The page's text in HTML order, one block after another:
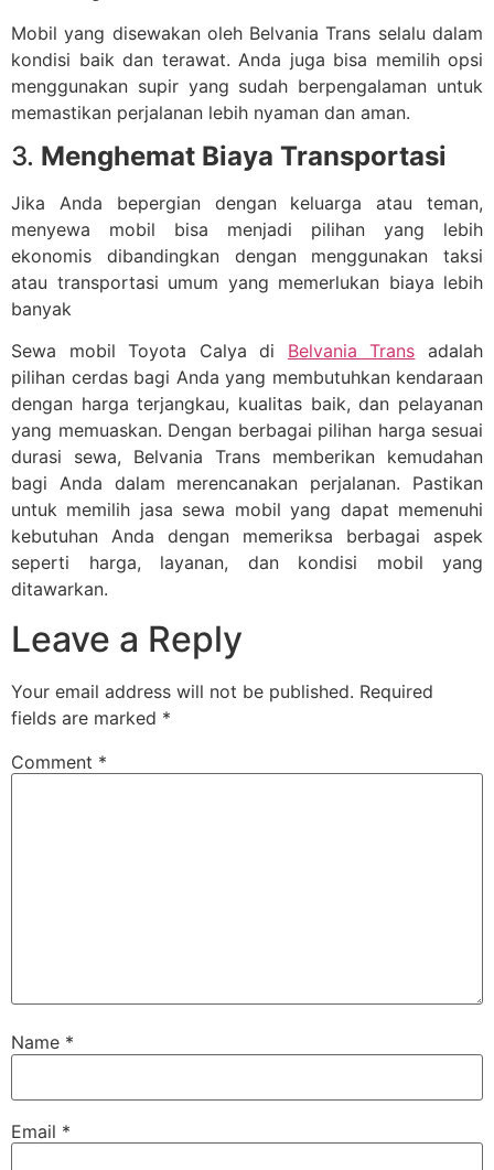
Mobil yang disewakan oleh Belvania Trans selalu dalam
kondisi baik dan terawat. Anda juga bisa memilih opsi
menggunakan supir yang sudah berpengalaman untuk
memastikan perjalanan lebih nyaman dan aman.
3. Menghemat Biaya Transportasi
Jika Anda bepergian dengan keluarga atau teman,
menyewa mobil bisa menjadi pilihan yang lebih
ekonomis dibandingkan dengan menggunakan taksi
atau transportasi umum yang memerlukan biaya lebih
banyak
Sewa mobil Toyota Calya di Belvania Trans adalah
pilihan cerdas bagi Anda yang membutuhkan kendaraan
dengan harga terjangkau, kualitas baik, dan pelayanan
yang memuaskan. Dengan berbagai pilihan harga sesuai
durasi sewa, Belvania Trans memberikan kemudahan
bagi Anda dalam merencanakan perjalanan. Pastikan
untuk memilih jasa sewa mobil yang dapat memenuhi
kebutuhan Anda dengan memeriksa berbagai aspek
seperti harga, layanan, dan kondisi mobil yang
ditawarkan.
Leave a Reply
Your email address will not be published. Required
fields are marked *
Comment *
Name *
Email *